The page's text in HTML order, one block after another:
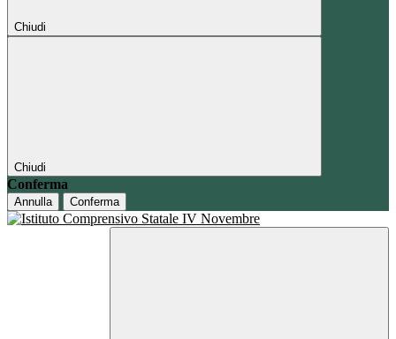
Chiudi
Chiudi
Conferma
Annulla Conferma